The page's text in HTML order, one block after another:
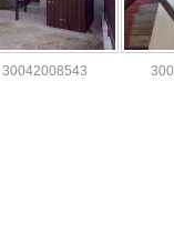
30042008543